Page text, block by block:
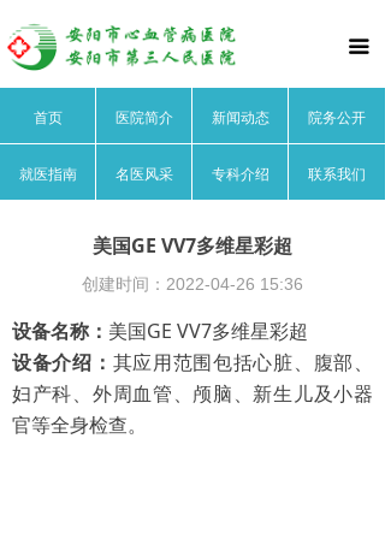
끀
首页
医院领导
院务公开
就医指南
首页 医院简介 新闻动态 院务公开
就医指南 名医风采 专科介绍 联系我们
美国GE VV7多维星彩超
设备名称： 美国GE VV7多维星彩超
设备介绍： 其应用范围包括心脏、腹部、
妇产科、外周血管、颅脑、新生儿及小器
官等全身检查。
创建时间： 2022-04-26 15:36